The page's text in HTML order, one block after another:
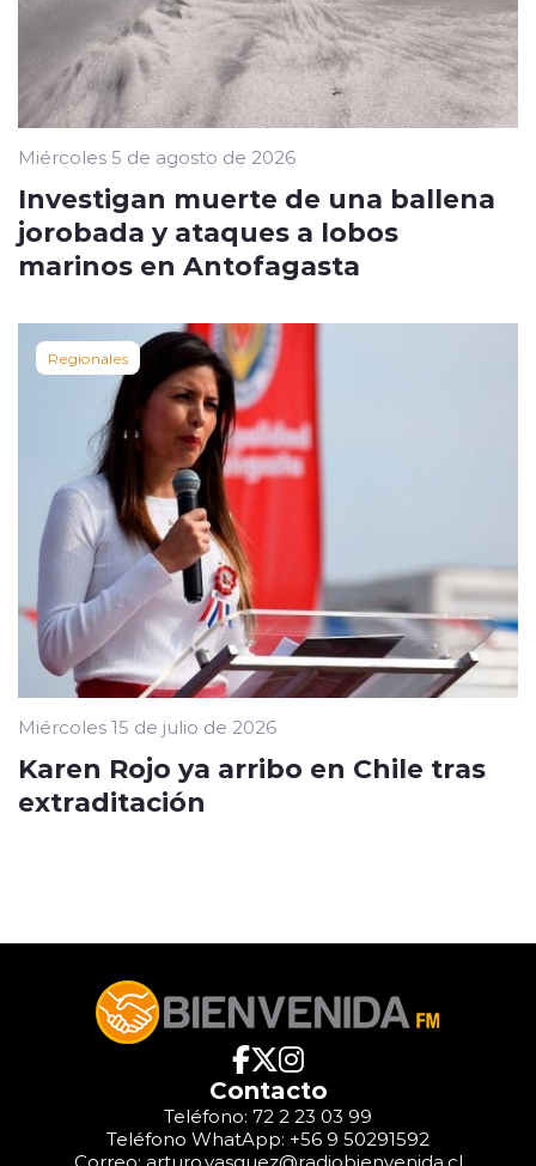
Miércoles 5 de agosto de 2026
Investigan muerte de una ballena
jorobada y ataques a lobos
marinos en Antofagasta
Regionales
Miércoles 15 de julio de 2026
Karen Rojo ya arribo en Chile tras
extraditación
Contacto
Teléfono: 72 2 23 03 99
Teléfono WhatApp: +56 9 50291592